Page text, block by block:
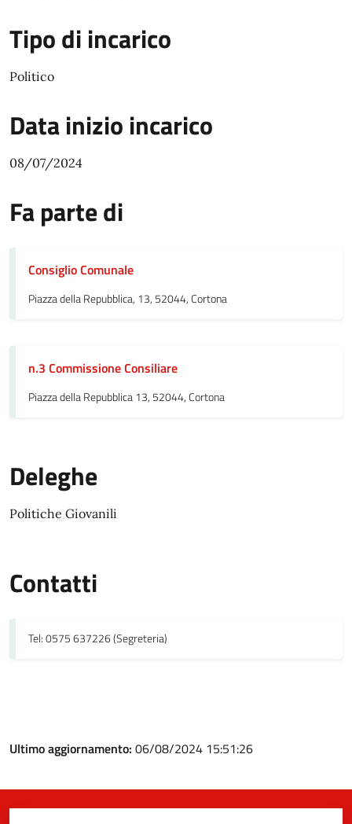
Tipo di incarico
Politico
Data inizio incarico
08/07/2024
Fa parte di
Consiglio Comunale
Piazza della Repubblica, 13, 52044, Cortona
n.3 Commissione Consiliare
Piazza della Repubblica 13, 52044, Cortona
Deleghe
Politiche Giovanili
Contatti
Tel: 0575 637226 (Segreteria)
Ultimo aggiornamento: 06/08/2024 15:51:26